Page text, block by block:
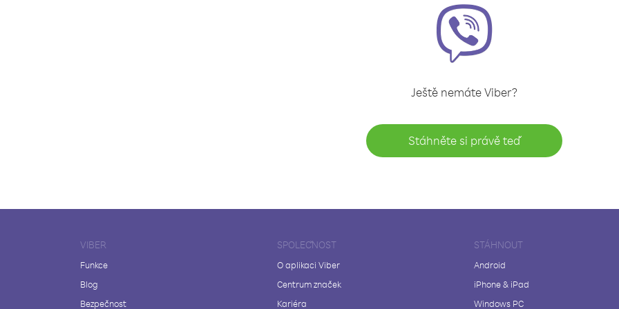
Ještě nemáte Viber?
Stáhněte si právě teď
VIBER
Funkce
Blog
Bezpečnost
SPOLEČNOST
O aplikaci Viber
Centrum značek
Kariéra
STÁHNOUT
Android
iPhone & iPad
Windows PC